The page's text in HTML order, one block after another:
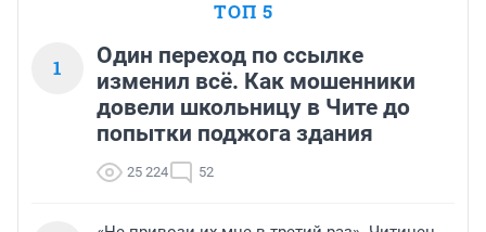
ТОП 5
1
Один переход по ссылке
изменил всё. Как мошенники
довели школьницу в Чите до
попытки поджога здания
25 224 52